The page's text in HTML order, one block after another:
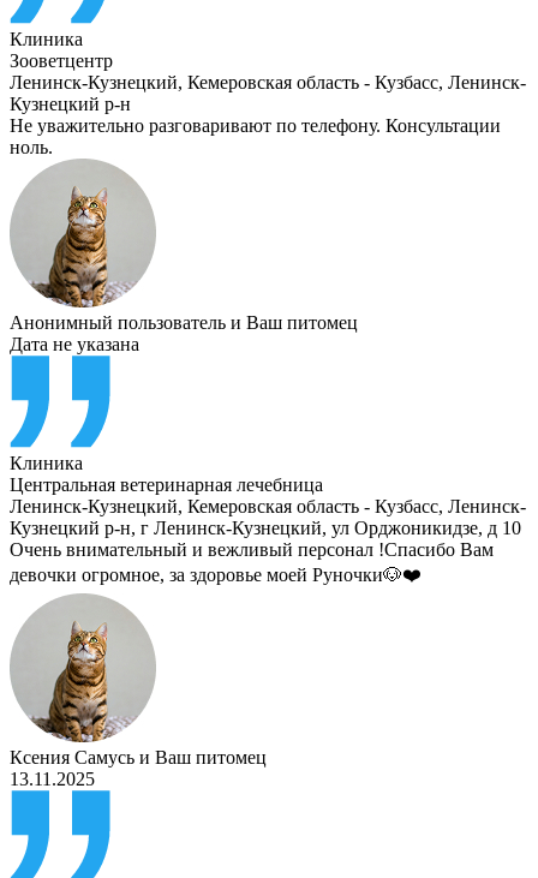
Клиника
Зооветцентр
Ленинск-Кузнецкий, Кемеровская область - Кузбасс, Ленинск-
Кузнецкий р-н
Не уважительно разговаривают по телефону. Консультации
ноль.
Анонимный пользователь и Ваш питомец
Дата не указана
Клиника
Центральная ветеринарная лечебница
Ленинск-Кузнецкий, Кемеровская область - Кузбасс, Ленинск-
Кузнецкий р-н, г Ленинск-Кузнецкий, ул Орджоникидзе, д 10
Очень внимательный и вежливый персонал !Спасибо Вам
девочки огромное, за здоровье моей Руночки🐶❤️
Ксения Самусь и Ваш питомец
13.11.2025